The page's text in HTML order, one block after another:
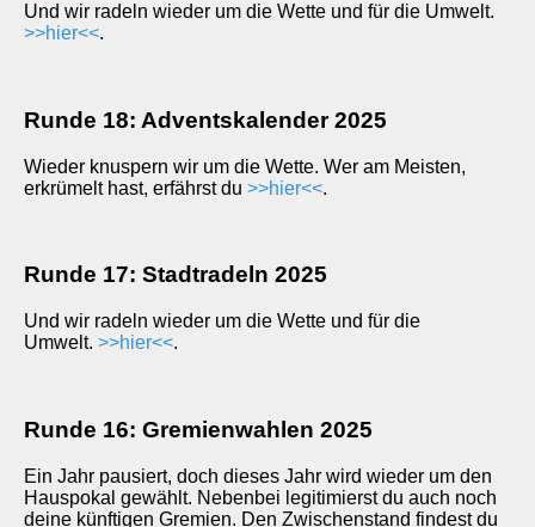
Und wir radeln wieder um die Wette und für die Umwelt.
>>hier<<.
Runde 18: Adventskalender 2025
Wieder knuspern wir um die Wette. Wer am Meisten,
erkrümelt hast, erfährst du >>hier<<.
Runde 17: Stadtradeln 2025
Und wir radeln wieder um die Wette und für die
Umwelt. >>hier<<.
Runde 16: Gremienwahlen 2025
Ein Jahr pausiert, doch dieses Jahr wird wieder um den
Hauspokal gewählt. Nebenbei legitimierst du auch noch
deine künftigen Gremien. Den Zwischenstand findest du